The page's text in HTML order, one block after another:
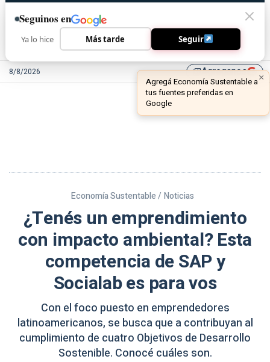
8/8/2026 library_addAgreganos
Economía Sustentable / Noticias
¿Tenés un emprendimiento
con impacto ambiental? Esta
competencia de SAP y
Socialab es para vos
Con el foco puesto en emprendedores
latinoamericanos, se busca que a contribuyan al
cumplimiento de cuatro Objetivos de Desarrollo
Sostenible. Conocé cuáles son.
Seguinos en
Ya lo hice Más tarde Seguir